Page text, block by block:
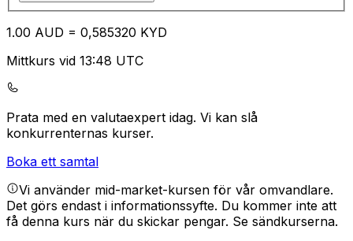
1.00 AUD = 0,585320 KYD
Mittkurs vid 13:48 UTC
Prata med en valutaexpert idag. Vi kan slå
konkurrenternas kurser.
Boka ett samtal
Vi använder mid-market-kursen för vår omvandlare.
Det görs endast i informationssyfte. Du kommer inte att
få denna kurs när du skickar pengar. Se sändkurserna.